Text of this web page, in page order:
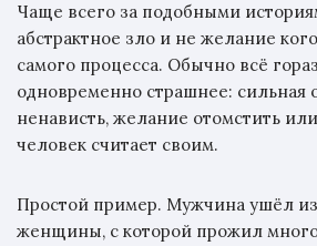
Чаще всего за подобными
абстрактное зло и не желание
самого процесса. Обычно всё
одновременно страшнее: сильная
ненависть, желание отомстить
человек считает своим.
Простой пример. Мужчина ушёл
женщины, с которой прожил